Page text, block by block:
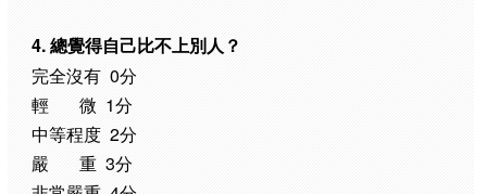
4. 總覺得自己比不上別人？
完全沒有 0分
輕 微 1分
中等程度 2分
嚴 重 3分